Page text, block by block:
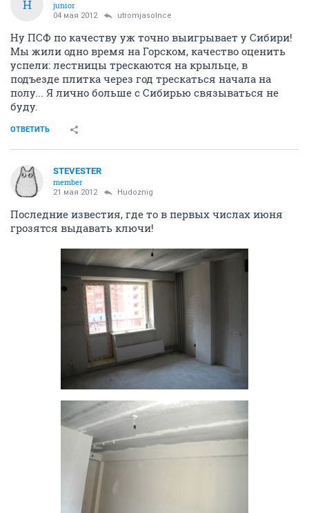
H junior
04 мая 2012 utromjasolnce
Ну ПСФ по качеству уж точно выигрывает у Сибири!
Мы жили одно время на Горском, качество оценить
успели: лестницы трескаются на крыльце, в
подъезде плитка через год трескаться начала на
полу... Я лично больше с Сибирью связываться не
буду.
ОТВЕТИТЬ
STEVESTER
member
21 мая 2012 Hudoznig
Последние известия, где то в первых числах июня
грозятся выдавать ключи!